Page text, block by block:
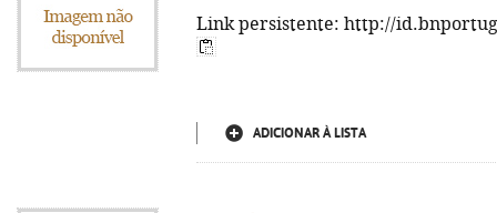
Link persistente: http://
ADICIONAR À LISTA